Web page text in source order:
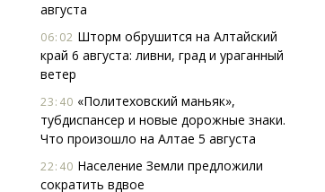
августа
06:02 Шторм обрушится на Алтайский
край 6 августа: ливни, град и ураганный
ветер
23:40 «Политеховский маньяк»,
тубдиспансер и новые дорожные знаки.
Что произошло на Алтае 5 августа
22:40 Население Земли предложили
сократить вдвое